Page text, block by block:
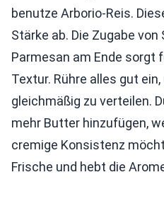
benutze Arborio-Reis.
Stärke ab. Die Zugabe von
Parmesan am Ende sorgt
Textur. Rühre alles gut
gleichmäßig zu verteilen.
mehr Butter hinzufügen,
cremige Konsistenz
Frische und hebt die